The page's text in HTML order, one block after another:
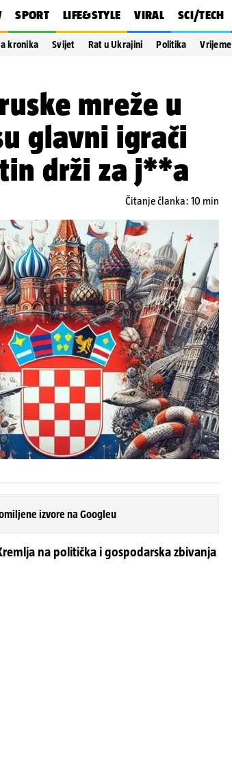
SPORT LIFE&STYLE VIRAL SCI/TECH
kronika Svijet Rat u Ukrajini Politika Vrijeme
mreže u
glavni igrači
drži za j**a
Čitanje članka: 10 min
izvore na Googleu
na politička i gospodarska zbivanja